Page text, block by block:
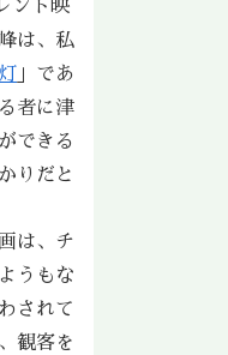
ント映
は、私
」であ
者に津
できる
りだと
は、チ
うもな
されて
観客を